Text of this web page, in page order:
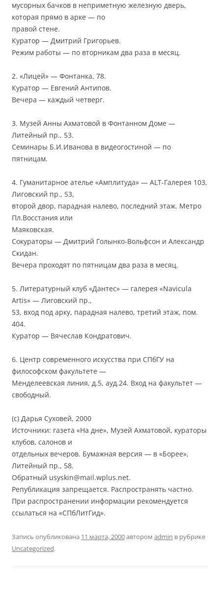
мусорных бачков в неприметную железную дверь,
которая прямо в арке — по
правой стене.
Куратор — Дмитрий Григорьев.
Режим работы — по вторникам два раза в месяц.
2. «Лицей» — Фонтанка, 78.
Куратор — Евгений Антипов.
Вечера — каждый четверг.
3. Музей Анны Ахматовой в Фонтанном Доме —
Литейный пр., 53.
Семинары Б.И.Иванова в видеогостиной — по
пятницам.
4. Гуманитарное ателье «Амплитуда» — ALT-Галерея 103,
Лиговский пр., 53,
второй двор, парадная налево, последний этаж. Метро
Пл.Восстания или
Маяковская.
Сокураторы — Дмитрий Голынко-Вольфсон и Александр
Скидан.
Вечера проходят по пятницам два раза в месяц.
5. Литературный клуб «Дантес» — галерея «Navicula
Artis» — Лиговский пр.,
53, вход под арку, парадная налево, третий этаж, пом.
404.
Куратор — Вячеслав Кондратович.
6. Центр современного искусства при СПбГУ на
философском факультете —
Менделеевская линия, д.5, ауд.24. Вход на факультет —
свободный.
(с) Дарья Суховей, 2000
Источники: газета «На дне», Музей Ахматовой, кураторы
клубов, салонов и
отдельных вечеров. Бумажная версия — в «Борее»,
Литейный пр., 58.
Обратный usyskin@mail.wplus.net.
Републикация запрещается. Распространять частно.
При распространении информации рекомендуется
ссылаться на «СПбЛитГид».
Запись опубликована 11 марта, 2000автором admin в рубрике
Uncategorized.